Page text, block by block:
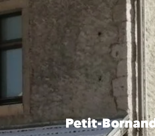
Petit-Bornand